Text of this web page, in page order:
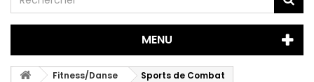
MENU
Fitness/Danse Sports de Combat